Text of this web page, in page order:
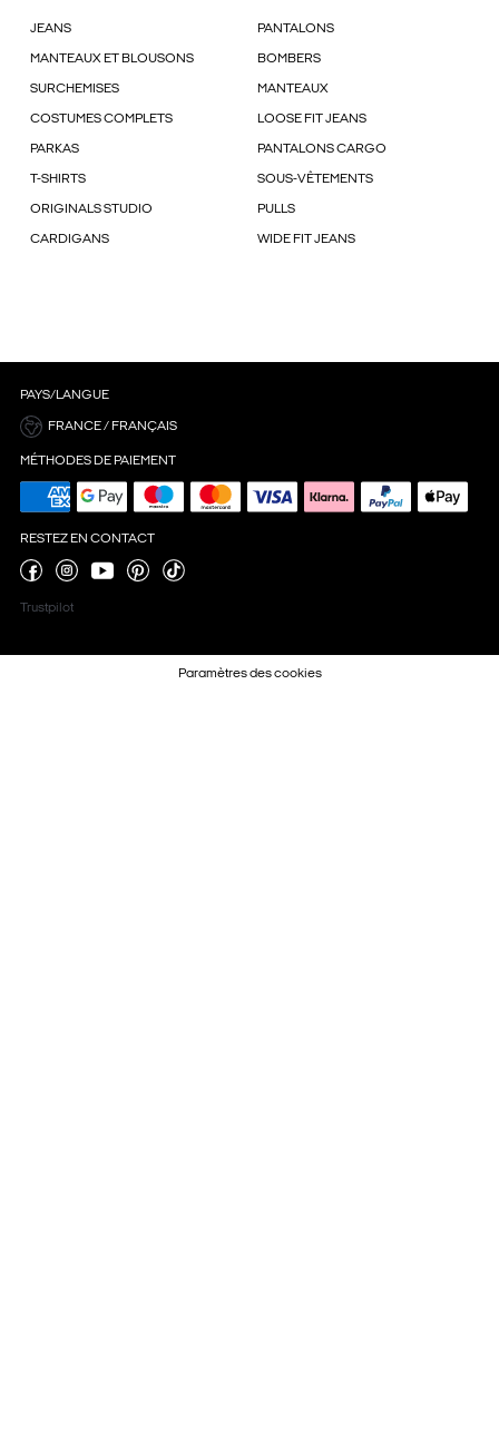
JEANS PANTALONS
MANTEAUX ET BLOUSONS BOMBERS
SURCHEMISES MANTEAUX
COSTUMES COMPLETS LOOSE FIT JEANS
PARKAS PANTALONS CARGO
T-SHIRTS SOUS-VÊTEMENTS
ORIGINALS STUDIO PULLS
CARDIGANS WIDE FIT JEANS
PAYS/LANGUE
FRANCE / FRANÇAIS
MÉTHODES DE PAIEMENT
RESTEZ EN CONTACT
Trustpilot
Paramètres des cookies